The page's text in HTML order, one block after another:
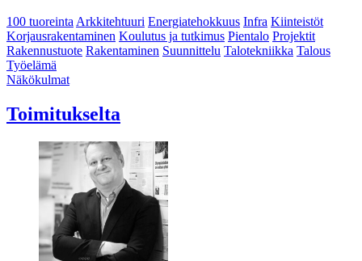
100 tuoreintaArkkitehtuuri Energiatehokkuus Infra Kiinteistöt
Korjausrakentaminen Koulutus ja tutkimus Pientalo Projektit
Rakennustuote Rakentaminen Suunnittelu Talotekniikka Talous
Työelämä
Näkökulmat
Toimitukselta